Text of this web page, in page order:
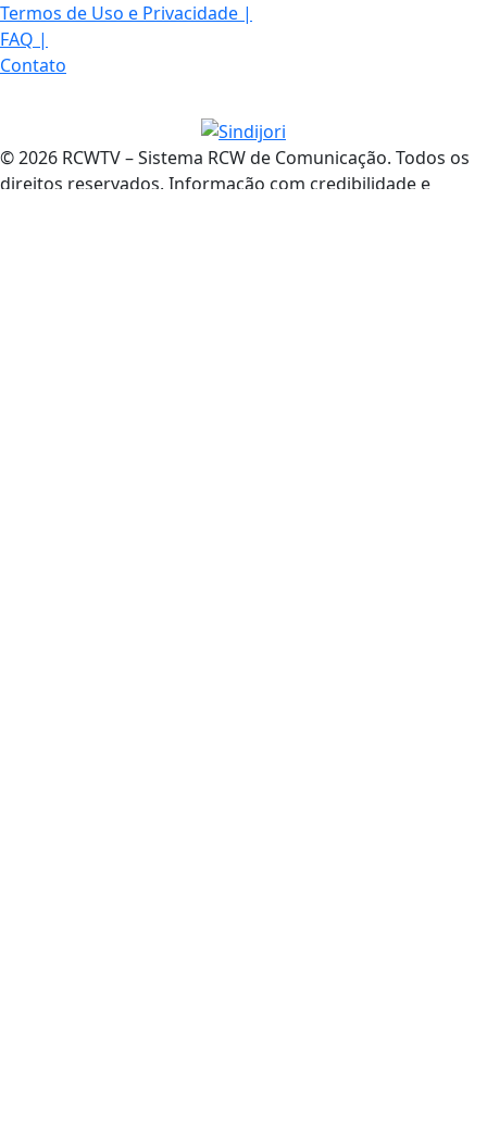
Termos de Uso e Privacidade |
FAQ |
Contato
© 2026 RCWTV – Sistema RCW de Comunicação. Todos os
direitos reservados. Informação com credibilidade e